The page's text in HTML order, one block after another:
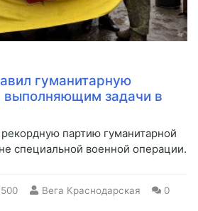
гуманитарную
задачи в
партию гуманитарной
специальной военной операции.
500 Вега Краснодарская 0